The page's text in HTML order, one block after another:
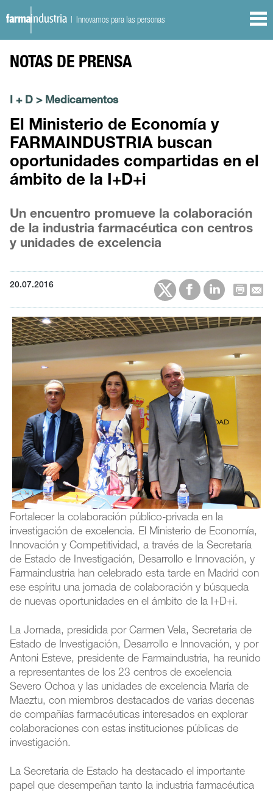
| Innovamos para las personas
NOTAS DE PRENSA
I + D > Medicamentos
El Ministerio de Economía y
FARMAINDUSTRIA buscan
oportunidades compartidas en el
ámbito de la I+D+i
Un encuentro promueve la colaboración
de la industria farmacéutica con centros
y unidades de excelencia
20.07.2016
Fortalecer la colaboración público-privada en la
investigación de excelencia. El Ministerio de Economía,
Innovación y Competitividad, a través de la Secretaría
de Estado de Investigación, Desarrollo e Innovación, y
Farmaindustria han celebrado esta tarde en Madrid con
ese espíritu una jornada de colaboración y búsqueda
de nuevas oportunidades en el ámbito de la I+D+i.
La Jornada, presidida por Carmen Vela, Secretaria de
Estado de Investigación, Desarrollo e Innovación, y por
Antoni Esteve, presidente de Farmaindustria, ha reunido
a representantes de los 23 centros de excelencia
Severo Ochoa y las unidades de excelencia María de
Maeztu, con miembros destacados de varias decenas
de compañías farmacéuticas interesados en explorar
colaboraciones con estas instituciones públicas de
investigación.
La Secretaria de Estado ha destacado el importante
papel que desempeñan tanto la industria farmacéutica